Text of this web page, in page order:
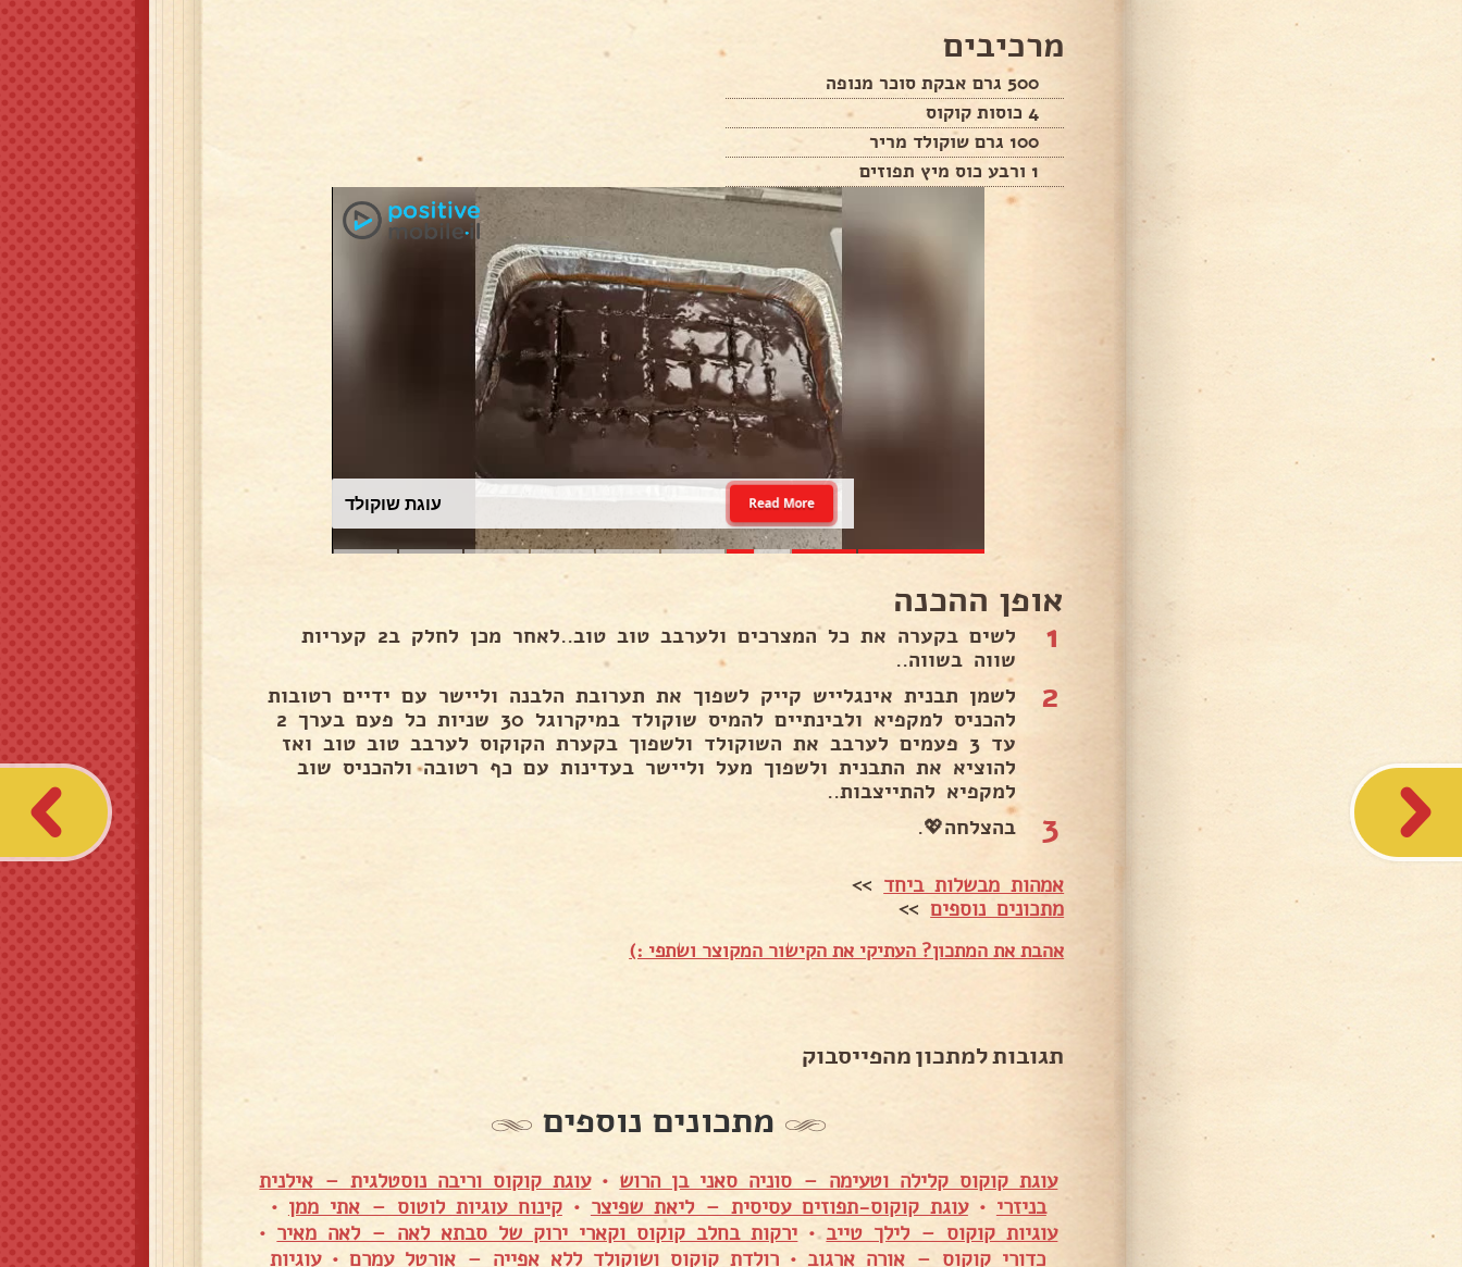
מרכיבים
500 גרם אבקת סוכר מנופה
4 כוסות קוקוס
100 גרם שוקולד מריר
1 ורבע כוס מיץ תפוזים
עוגת שוקולד Read More
אופן ההכנה
1
לשים בקערה את כל המצרכים ולערבב טוב טוב..לאחר מכן לחלק ב2 קעריות
שווה בשווה..
2
לשמן תבנית אינגלייש קייק לשפוך את תערובת הלבנה וליישר עם ידיים רטובות
להכניס למקפיא ולבינתיים להמיס שוקולד במיקרוגל 30 שניות כל פעם בערך 2
עד 3 פעמים לערבב את השוקולד ולשפוך בקערת הקוקוס לערבב טוב טוב ואז
להוציא את התבנית ולשפוך מעל וליישר בעדינות עם כף רטובה ולהכניס שוב
למקפיא להתייצבות..
3 בהצלחה💖.
אמהות מבשלות ביחד >>
מתכונים נוספים>>
אהבת את המתכון? העתיקי את הקישור המקוצר ושתפי :)
תגובות למתכון מהפייסבוק
מתכונים נוספים
עוגת קוקוס קלילה וטעימה – סוניה סאני בן הרוש •עוגת קוקוס וריבה נוסטלגית – אילנית
בניזרי •עוגת קוקוס-תפוזים עסיסית – ליאת שפיצר •קינוח עוגיות לוטוס – אתי ממן •
עוגיות קוקוס – לילך טייב• ירקות בחלב קוקוס וקארי ירוק של סבתא לאה – לאה מאיר •
כדורי קוקוס – אורה ארגוב • רולדת קוקוס ושוקולד ללא אפייה – אורטל עמרם•עוגיות